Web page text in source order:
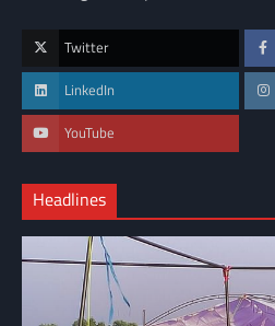
Twitter
LinkedIn
YouTube
Headlines